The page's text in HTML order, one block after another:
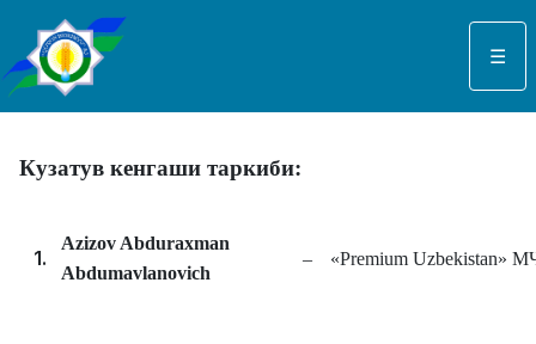
Select your language
☰
Кузатув кенгаши таркиби:
1.
Azizov Abduraxman
Abdumavlanovich
– «Premium Uzbekistan»